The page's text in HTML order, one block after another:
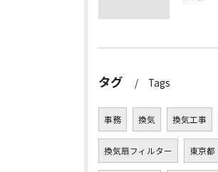
タグ Tags
事務 換気 換気工事
換気扇フィルター 東京都